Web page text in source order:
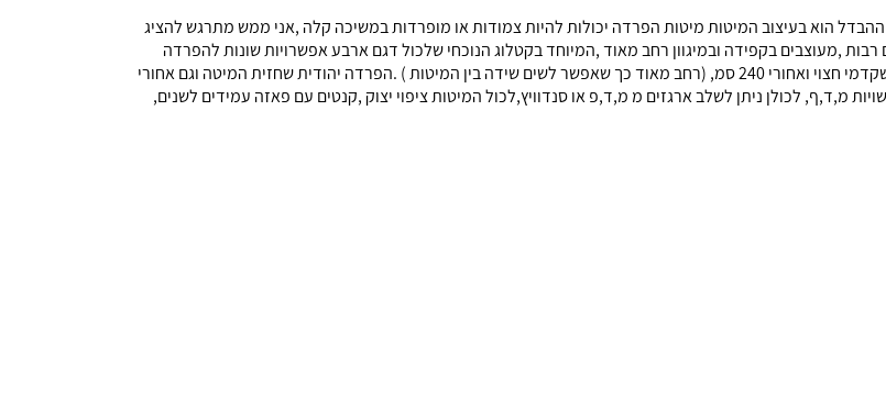
ההבדל הוא בעיצוב המיטות מיטות הפרדה יכולות להיות צמודות או מופרדות במשיכה קלה ,אני ממש מתרגש להציג
,מעוצבים בקפידה ובמיגוון רחב מאוד ,המיוחד בקטלוג הנוכחי שלכול דגם ארבע אפשרויות שונות להפרדה
יהודית. הפרדה יהודית שחזית מיטה חצויה ואחורי שלם,הפרדה יהודית שקדמי חצוי ואחורי 240 סמ, (רחב מאוד כך שאפשר לשים שידה בין המיטות ) .הפרדה יהודית שחזית המיטה וגם אחורי
מ,ד,ף, לכולן ניתן לשלב ארגזים מ מ,ד,פ או סנדוויץ,לכול המיטות ציפוי יצוק ,קנטים עם פאזה עמידים לשנים,